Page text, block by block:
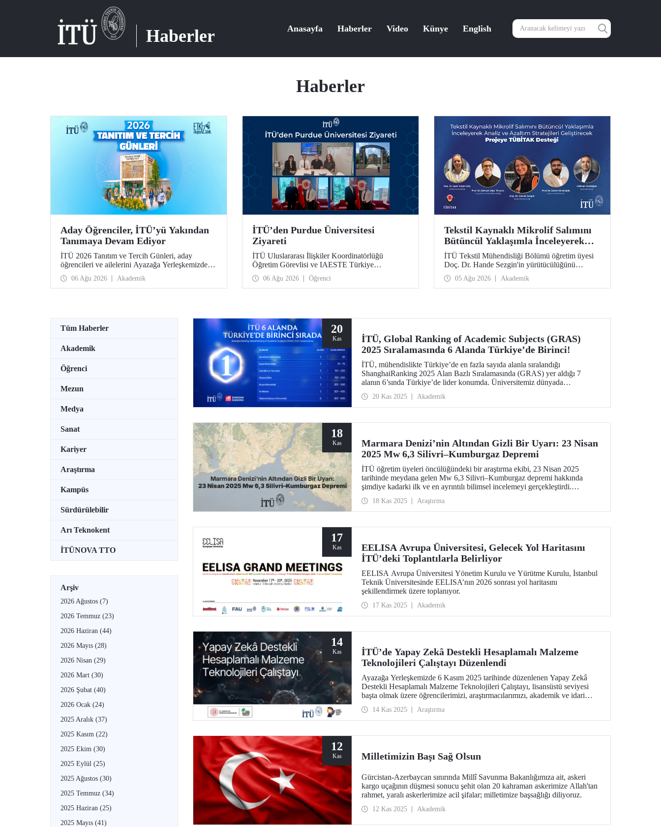
Haberler Anasayfa Haberler Video Künye English
Haberler
Aday Öğrenciler, İTÜ’yü Yakından
Tanımaya Devam Ediyor
İTÜ 2026 Tanıtım ve Tercih Günleri, aday
öğrencileri ve ailelerini Ayazağa Yerleşkemizde
ağırlamaya devam ediyor. Tanıtım ve Tercih
Günleri 7 Ağustos’ta tamamlanacak, ilgili fakülte
ve birimler adaylara bilgi vermeye devam edecek.
06 Ağu 2026 Akademik
İTÜ’den Purdue Üniversitesi
Ziyareti
İTÜ Uluslararası İlişkiler Koordinatörlüğü
Öğretim Görevlisi ve IAESTE Türkiye
Sorumlusu Cahit Okan, akademik ilişkileri ve iş
birliğini geliştirmek amacıyla 20-27 Temmuz
tarihlerinde ABD’de dünyanın önde gelen
06 Ağu 2026 Öğrenci
Tekstil Kaynaklı Mikrolif Salımını
Bütüncül Yaklaşımla İnceleyerek
Analiz ve Azaltım Stratejileri
Geliştirecek Projeye TÜBİTAK
Desteği
İTÜ Tekstil Mühendisliği Bölümü öğretim üyesi
Doç. Dr. Hande Sezgin'in yürütücülüğünü
üstlendiği “Sürdürülebilir Pamuk ve Polyester
Esaslı Tekstil Ürünlerinde Kullanım Koşullarına
Bağlı Mikrolif Salımı: Aşınma, UV Maruziyeti ve
proje, TÜBİTAK 2515 – COST Aksiyon Üyeleri
desteklenmeye hak kazandı.
05 Ağu 2026 Akademik
Tüm Haberler
Akademik
Öğrenci
Mezun
Medya
Sanat
Kariyer
Araştırma
Kampüs
Sürdürülebilir
Arı Teknokent
İTÜNOVA TTO
Arşiv
2026 Ağustos (7)
2026 Temmuz (23)
2026 Haziran (44)
2026 Mayıs (28)
2026 Nisan (29)
2026 Mart (30)
2026 Şubat (40)
2026 Ocak (24)
2025 Aralık (37)
2025 Kasım (22)
2025 Ekim (30)
2025 Eylül (25)
2025 Ağustos (30)
2025 Temmuz (34)
2025 Haziran (25)
2025 Mayıs (41)
20
Kas
İTÜ, Global Ranking of Academic Subjects (GRAS)
2025 Sıralamasında 6 Alanda Türkiye’de Birinci!
İTÜ, mühendislikte Türkiye’de en fazla sayıda alanla sıralandığı
ShanghaiRanking 2025 Alan Bazlı Sıralamasında (GRAS) yer aldığı 7
alanın 6’sında Türkiye’de lider konumda. Üniversitemiz dünyada
51-75 aralığında, Gıda Bilimi ve Teknolojisi ile Okyanus Bilimi alanlarında
ise 151-200 aralığında.
20 Kas 2025 Akademik
18
Kas
Marmara Denizi’nin Altından Gizli Bir Uyarı: 23 Nisan
2025 Mw 6,3 Silivri–Kumburgaz Depremi
İTÜ öğretim üyeleri öncülüğündeki bir araştırma ekibi, 23 Nisan 2025
tarihinde meydana gelen Mw 6,3 Silivri–Kumburgaz depremi hakkında
şimdiye kadarki ilk ve en ayrıntılı bilimsel incelemeyi gerçekleştirdi.
jeodinamik sürecin parçası olan depremin bir “uyanış sinyali” olarak
Marmara Denizi altından gelebilecek daha büyük bir tehdide işaret ettiğini
18 Kas 2025 Araştırma
17
Kas
EELISA Avrupa Üniversitesi, Gelecek Yol Haritasını
İTÜ’deki Toplantılarla Belirliyor
EELISA Avrupa Üniversitesi Yönetim Kurulu ve Yürütme Kurulu, İstanbul
Teknik Üniversitesinde EELISA’nın 2026 sonrası yol haritasını
şekillendirmek üzere toplanıyor.
17 Kas 2025 Akademik
14
Kas
İTÜ’de Yapay Zekâ Destekli Hesaplamalı Malzeme
Teknolojileri Çalıştayı Düzenlendi
Ayazağa Yerleşkemizde 6 Kasım 2025 tarihinde düzenlenen Yapay Zekâ
Destekli Hesaplamalı Malzeme Teknolojileri Çalıştayı, lisansüstü seviyesi
başta olmak üzere öğrencilerimizi, araştırmacılarımızı, akademik ve idari
14 Kas 2025 Araştırma
12
Kas Milletimizin Başı Sağ Olsun
Gürcistan-Azerbaycan sınırında Millî Savunma Bakanlığımıza ait, askeri
kargo uçağının düşmesi sonucu şehit olan 20 kahraman askerimize Allah'tan
rahmet, yaralı askerlerimize acil şifalar; milletimize başsağlığı diliyoruz.
12 Kas 2025 Akademik